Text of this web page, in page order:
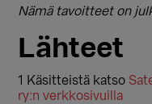
Nämä tavoitteet on
Lähteet
1 Käsitteistä katso
ry:n verkkosivuilla